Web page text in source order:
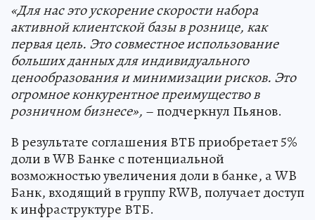
«Для нас это ускорение скорости набора
активной клиентской базы в рознице, как
первая цель. Это совместное использование
больших данных для индивидуального
ценообразования и минимизации рисков. Это
огромное конкурентное преимущество в
розничном бизнесе», – подчеркнул Пьянов.
В результате соглашения ВТБ приобретает 5%
доли в WB Банке с потенциальной
возможностью увеличения доли в банке, а WB
Банк, входящий в группу RWB, получает доступ
к инфраструктуре ВТБ.